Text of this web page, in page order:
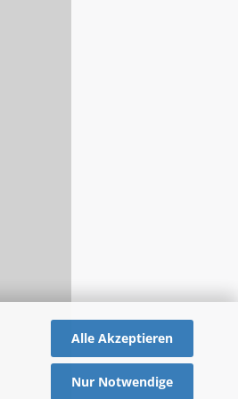
Alle Akzeptieren
Nur Notwendige